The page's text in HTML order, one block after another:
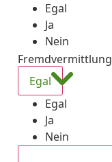
Egal
Ja
Nein
Fremdvermittlung
Egal
Egal
Ja
Nein